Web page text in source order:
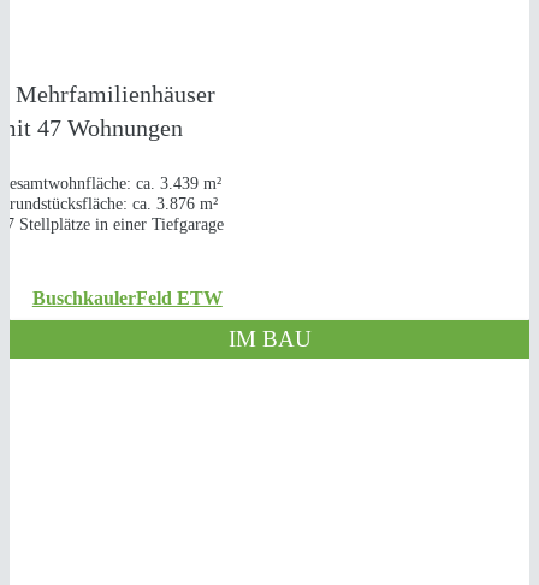
Mehrfamilienhäuser
47 Wohnungen
ca. 3.439 m²
ca. 3.876 m²
Stellplätze in einer Tiefgarage
BuschkaulerFeld ETW
IM BAU